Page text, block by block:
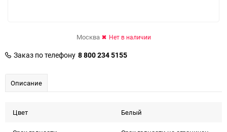
Москва Нет в наличии
Заказ по телефону 8 800 234 5155
Описание
Цвет Белый